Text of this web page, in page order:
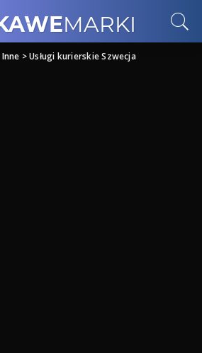
Inne >Usługi kurierskie Szwecja